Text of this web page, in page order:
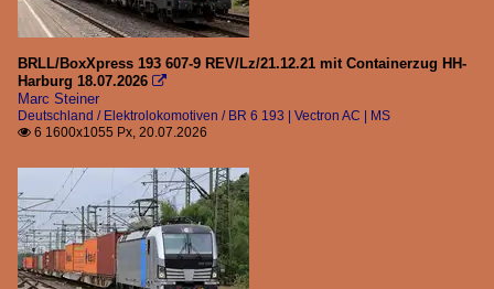
Strecken
Brenner - Innsbruck - Kufstein
Unternehmen
Wiener Lokalbahnen Cargo (WLC)
Schweden
Elektrolokomotiven
BRLL/BoxXpress 193 607-9 REV/Lz/21.12.21 mit Containerzug HH-
Harburg 18.07.2026 
Marc Steiner
Deutschland / Elektrolokomotiven / BR 6 193 | Vectron AC | MS
 6 1600x1055 Px, 20.07.2026